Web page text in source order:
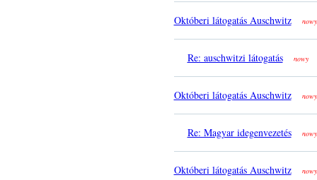
Októberi látogatás Auschwitz nowy
Re: auschwitzi látogatás nowy
Októberi látogatás Auschwitz nowy
Re: Magyar idegenvezetés nowy
Októberi látogatás Auschwitz nowy